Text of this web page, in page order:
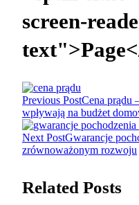
screen-
Previous PostCena prądu
wpływają na budżet
Next PostGwarancje
zrównoważonym rozwoju
Related Posts